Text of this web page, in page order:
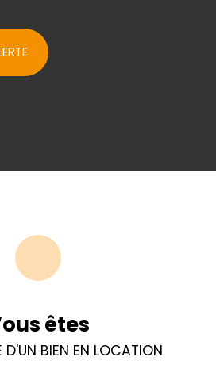
êtes
D'UN BIEN EN LOCATION